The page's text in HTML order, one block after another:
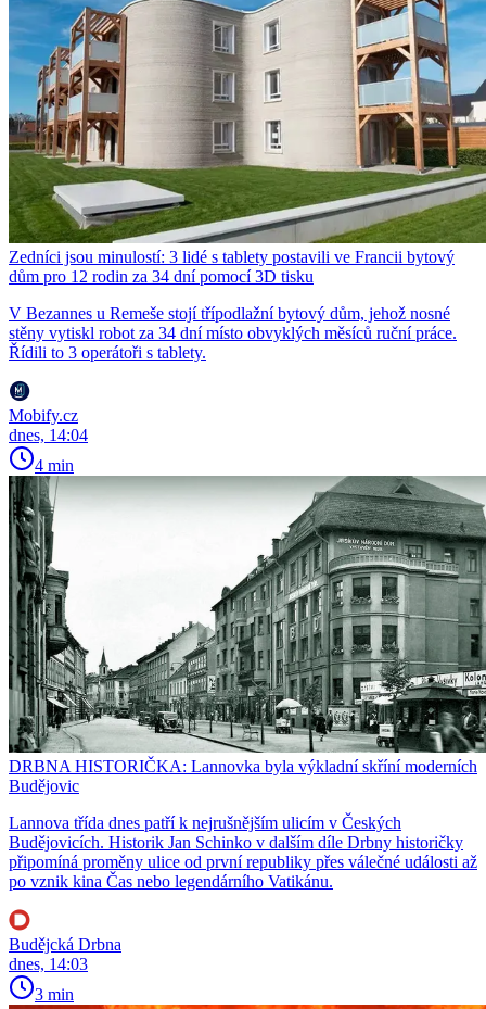
Zedníci jsou minulostí: 3 lidé s tablety postavili ve Francii bytový
dům pro 12 rodin za 34 dní pomocí 3D tisku
V Bezannes u Remeše stojí třípodlažní bytový dům, jehož nosné
stěny vytiskl robot za 34 dní místo obvyklých měsíců ruční práce.
Řídili to 3 operátoři s tablety.
Mobify.cz
dnes, 14:04
4 min
DRBNA HISTORIČKA: Lannovka byla výkladní skříní moderních
Budějovic
Lannova třída dnes patří k nejrušnějším ulicím v Českých
Budějovicích. Historik Jan Schinko v dalším díle Drbny historičky
připomíná proměny ulice od první republiky přes válečné události až
po vznik kina Čas nebo legendárního Vatikánu.
Budějcká Drbna
dnes, 14:03
3 min